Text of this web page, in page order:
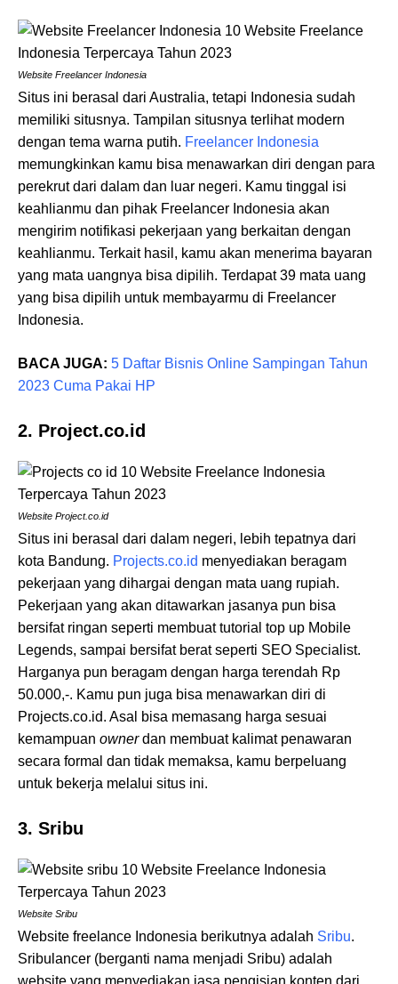
Website Freelancer Indonesia
Situs ini berasal dari Australia, tetapi Indonesia sudah
memiliki situsnya. Tampilan situsnya terlihat modern
dengan tema warna putih. Freelancer Indonesia
memungkinkan kamu bisa menawarkan diri dengan para
perekrut dari dalam dan luar negeri. Kamu tinggal isi
keahlianmu dan pihak Freelancer Indonesia akan
mengirim notifikasi pekerjaan yang berkaitan dengan
keahlianmu. Terkait hasil, kamu akan menerima bayaran
yang mata uangnya bisa dipilih. Terdapat 39 mata uang
yang bisa dipilih untuk membayarmu di Freelancer
Indonesia.
BACA JUGA: 5 Daftar Bisnis Online Sampingan Tahun
2023 Cuma Pakai HP
2. Project.co.id
Website Project.co.id
Situs ini berasal dari dalam negeri, lebih tepatnya dari
kota Bandung. Projects.co.id menyediakan beragam
pekerjaan yang dihargai dengan mata uang rupiah.
Pekerjaan yang akan ditawarkan jasanya pun bisa
bersifat ringan seperti membuat tutorial top up Mobile
Legends, sampai bersifat berat seperti SEO Specialist.
Harganya pun beragam dengan harga terendah Rp
50.000,-. Kamu pun juga bisa menawarkan diri di
Projects.co.id. Asal bisa memasang harga sesuai
kemampuan ownerdan membuat kalimat penawaran
secara formal dan tidak memaksa, kamu berpeluang
untuk bekerja melalui situs ini.
3. Sribu
Website Sribu
Website freelance Indonesia berikutnya adalah Sribu.
Sribulancer (berganti nama menjadi Sribu) adalah
website yang menyediakan jasa pengisian konten dari